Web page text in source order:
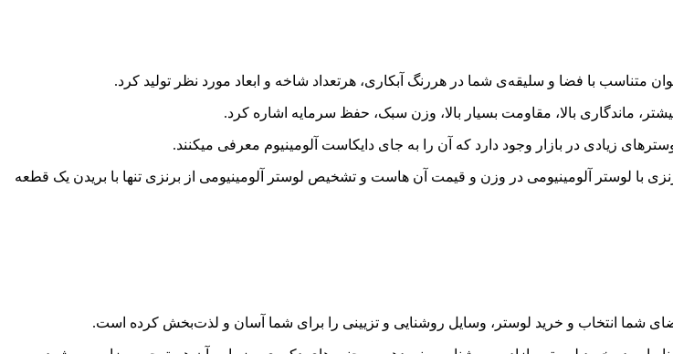
ماندگاری بالا، مقاومت بسیار بالا، وزن سبک، حفظ سرمایه اشاره کرد.
زیادی در بازار وجود دارد که آن را به جای دایکاست آلومینیوم معرفی میکنند.
با لوستر آلومینیومی در وزن و قیمت آن هاست و تشخیص لوستر آلومینیومی از برنزی تنها با بریدن یک قطعه
شما انتخاب و خرید لوستر، وسایل روشنایی و تزیینی را برای شما آسان و لذت‌بخش کرده است.